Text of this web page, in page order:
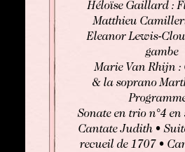
Héloïse Gaillard :
Matthieu
Eleanor Lewis-
gambe
Marie Van Rhijn :
& la soprano
Sonate en trio n°4
Cantate Judith •
recueil de 1707 •